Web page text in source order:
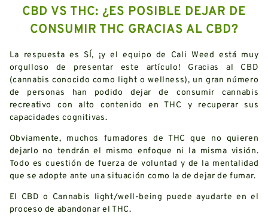
CBD VS THC: ¿ES POSIBLE DEJAR DE
CONSUMIR THC GRACIAS AL CBD?
La respuesta es SÍ, ¡y el equipo de Cali Weed está muy
orgulloso de presentar este artículo! Gracias al CBD
(cannabis conocido como light o wellness), un gran número
de personas han podido dejar de consumir cannabis
recreativo con alto contenido en THC y recuperar sus
capacidades cognitivas.
Obviamente, muchos fumadores de THC que no quieren
dejarlo no tendrán el mismo enfoque ni la misma visión.
Todo es cuestión de fuerza de voluntad y de la mentalidad
que se adopte ante una situación como la de dejar de fumar.
El CBD o Cannabis light/well-being puede ayudarte en el
proceso de abandonar el THC.